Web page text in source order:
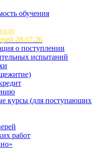
обучения
28.07.26
о поступлении
испытаний
курсы (для поступающих
работ